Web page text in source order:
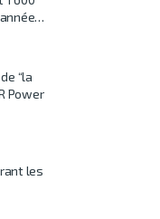
“la
Power
les